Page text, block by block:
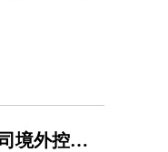
兖矿能源集团股份有限公司境外控股子公司发布2023年第三季度产量销量